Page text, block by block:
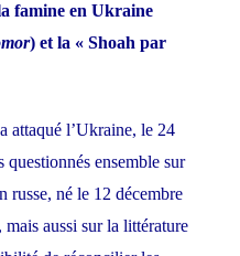
famine en Ukraine
) et la « Shoah par
attaqué l’Ukraine, le 24
ensemble sur
russe, né le 12 décembre
aussi sur la littérature